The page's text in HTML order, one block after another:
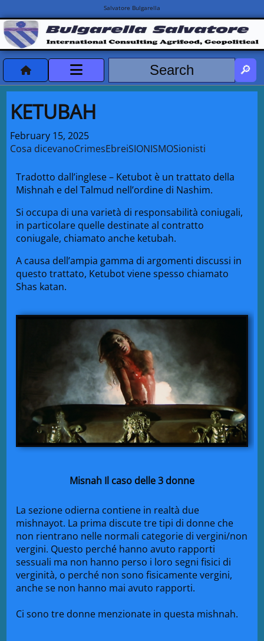
Salvatore Bulgarella
DeclassificatiNC
Turismo Progetti
Projects Missions
KETUBAH
February 15, 2025
Cosa dicevanoCrimesEbreiSIONISMOSionisti
Tradotto dall’inglese– Ketubot è un trattato della
Mishnah e del Talmud nell’ordine di Nashim.
Si occupa di una varietà di responsabilità coniugali,
in particolare quelle destinate al contratto
coniugale, chiamato anche ketubah.
A causa dell’ampia gamma di argomenti discussi in
questo trattato, Ketubot viene spesso chiamato
Shas katan.
Misnah Il caso delle 3 donne
La sezione odierna contiene in realtà due
mishnayot. La prima discute tre tipi di donne che
non rientrano nelle normali categorie di vergini/non
vergini. Questo perché hanno avuto rapporti
sessuali ma non hanno perso i loro segni fisici di
verginità, o perché non sono fisicamente vergini,
anche se non hanno mai avuto rapporti.
Ci sono tre donne menzionate in questa mishnah.